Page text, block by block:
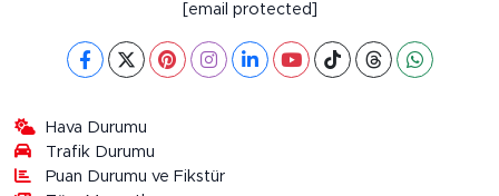
[email protected]
Hava Durumu
Trafik Durumu
Puan Durumu ve Fikstür